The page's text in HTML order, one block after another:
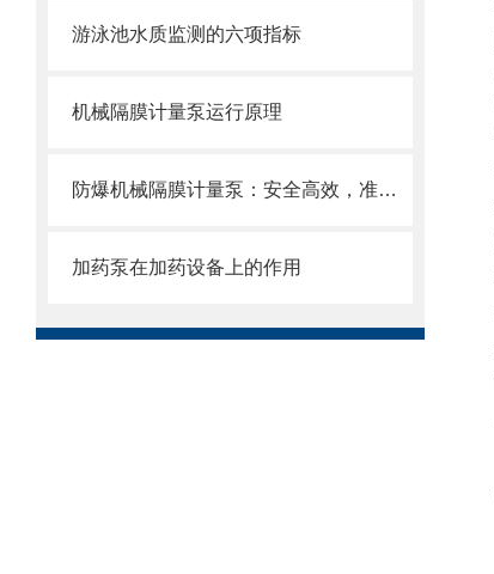
游泳池水质监测的六项指标
机械隔膜计量泵运行原理
防爆机械隔膜计量泵：安全高效，准确计量新选择
加药泵在加药设备上的作用